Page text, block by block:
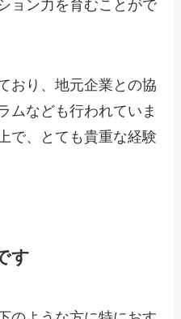
ョン力を育むことがで
おり、地元企業との協
ムなども行われていま
で、とても貴重な経験
す